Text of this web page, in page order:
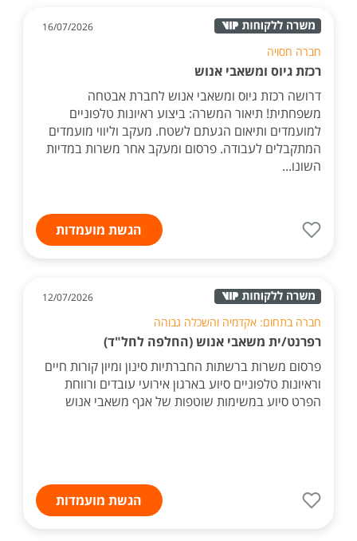
16/07/2026
חברה חסויה
רכזת גיוס ומשאבי אנוש
דרושה רכזת גיוס ומשאבי אנוש לחברת אבטחה
משפחתית! תיאור המשרה: ביצוע ראיונות טלפוניים
למועמדים ותיאום הגעתם לשטח. מעקב וליווי מועמדים
המתקבלים לעבודה. פרסום ומעקב אחר משרות במדיות
השונו...
הגשת מועמדות
12/07/2026
חברה בתחום: אקדמיה והשכלה גבוהה
רפרנט/ית משאבי אנוש (החלפה לחל"ד)
פרסום משרות ברשתות החברתיות סינון ומיון קורות חיים
וראיונות טלפוניים סיוע בארגון אירועי עובדים ורווחת
הפרט סיוע במשימות שוטפות של אגף משאבי אנוש
הגשת מועמדות